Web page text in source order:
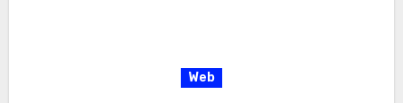
Web